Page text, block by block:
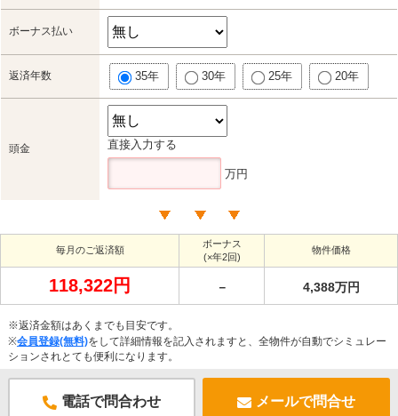
ボーナス払い
返済年数 35年 30年 25年 20年
頭金 直接入力する
万円
毎月のご返済額
ボーナス
(×年2回)
物件価格
118,322円 － 4,388万円
※返済金額はあくまでも目安です。
※会員登録(無料)をして詳細情報を記入されますと、全物件が自動でシミュレー
ションされとても便利になります。
電話で問合わせ メールで問合せ